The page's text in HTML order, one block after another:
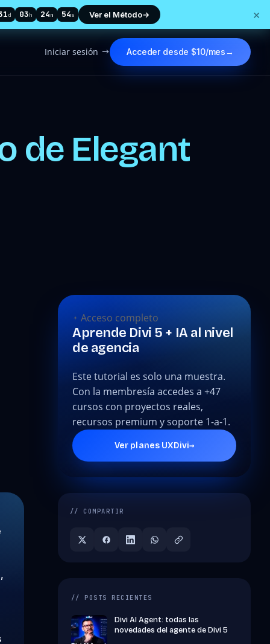
d 03h 24m 52s Ver el Método→ ×
$
Iniciar sesión Acceder desde $10/mes→
de Elegant
Acceso completo
Aprende Divi 5 + IA al nivel
de agencia
Este tutorial es solo una muestra.
Con la membresía accedes a +47
cursos con proyectos reales,
recursos premium y soporte 1-a-1.
Ver planes UXDivi→
// COMPARTIR
// POSTS RECIENTES
Divi AI Agent: todas las
novedades del agente de Divi 5